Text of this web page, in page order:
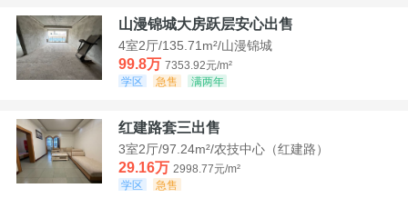
山漫锦城大房跃层安心出售
4室2厅/135.71m²/山漫锦城
99.8万 7353.92元/m²
学区
急售 满两年
红建路套三出售
3室2厅/97.24m²/农技中心（红建路）
29.16万 2998.77元/m²
学区
急售